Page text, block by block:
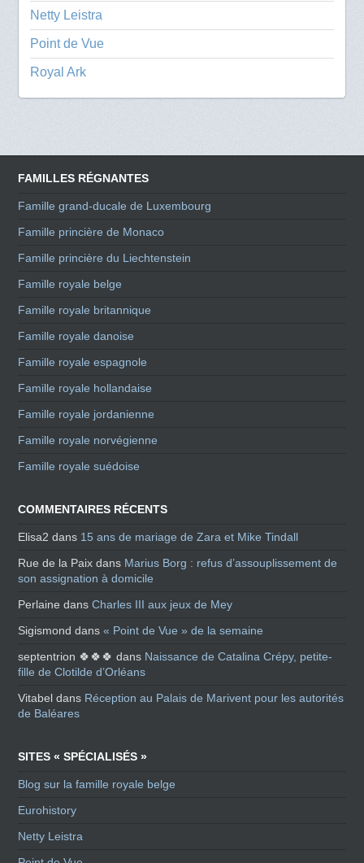
Netty Leistra
Point de Vue
Royal Ark
FAMILLES RÉGNANTES
Famille grand-ducale de Luxembourg
Famille princière de Monaco
Famille princière du Liechtenstein
Famille royale belge
Famille royale britannique
Famille royale danoise
Famille royale espagnole
Famille royale hollandaise
Famille royale jordanienne
Famille royale norvégienne
Famille royale suédoise
COMMENTAIRES RÉCENTS
Elisa2 dans 15 ans de mariage de Zara et Mike Tindall
Rue de la Paix dans Marius Borg : refus d’assouplissement de
son assignation à domicile
Perlaine dansCharles III aux jeux de Mey
Sigismond dans« Point de Vue » de la semaine
septentrion 🍀🍀🍀 dans Naissance de Catalina Crépy, petite-
fille de Clotilde d’Orléans
Vitabel dans Réception au Palais de Marivent pour les autorités
de Baléares
SITES « SPÉCIALISÉS »
Blog sur la famille royale belge
Eurohistory
Netty Leistra